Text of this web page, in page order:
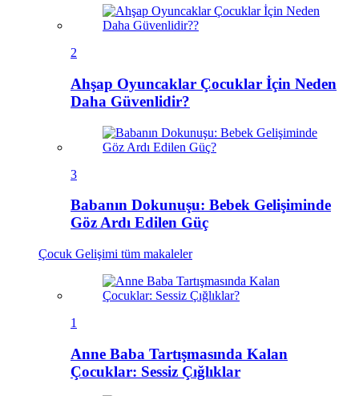
2
Ahşap Oyuncaklar Çocuklar İçin Neden
Daha Güvenlidir?
3
Babanın Dokunuşu: Bebek Gelişiminde
Göz Ardı Edilen Güç
Çocuk Gelişimi tüm makaleler
1
Anne Baba Tartışmasında Kalan
Çocuklar: Sessiz Çığlıklar